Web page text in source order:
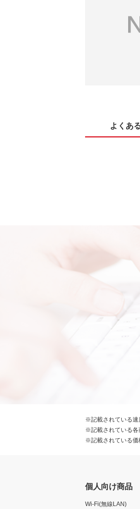
よくあ
※記載されている速
※記載されている各
※記載されている価
個人向け商品
Wi-Fi(無線LAN)